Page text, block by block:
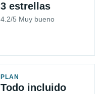
3 estrellas
4.2/5 Muy bueno
PLAN
Todo incluido